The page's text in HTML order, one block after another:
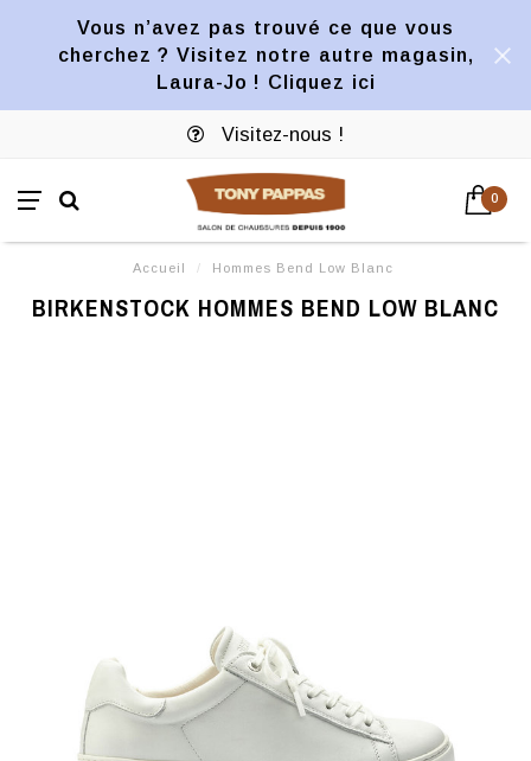
Vous n’avez pas trouvé ce que vous
cherchez ? Visitez notre autre magasin,
Laura-Jo ! Cliquez ici
Visitez-nous !
0
Accueil / Hommes Bend Low Blanc
BIRKENSTOCK HOMMES BEND LOW BLANC